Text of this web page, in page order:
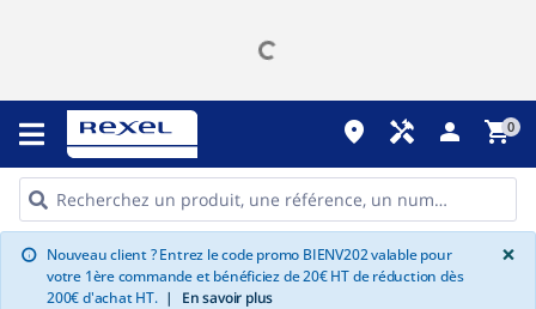
place handyman person shopping_cart0
info Nouveau client ? Entrez le code promo BIENV202 valable pour
votre 1ère commande et bénéficiez de 20€ HT de réduction dès
200€ d'achat HT. | En savoir plus
×